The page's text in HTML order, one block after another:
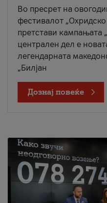
Во пресрет на
фестивалот
претстави кампањата
централен дел е
легендарната
„Билјан
Дознај повеќе